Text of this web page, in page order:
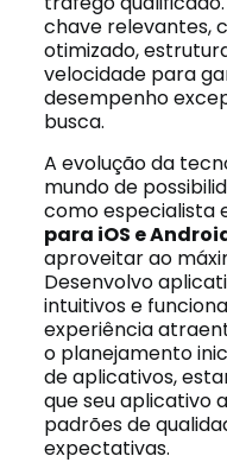
chave relevantes,
otimizado,
velocidade para
desempenho
busca.
A evolução da
mundo de
como especialista
para iOS e
aproveitar ao
Desenvolvo
intuitivos e
experiência
o planejamento
de aplicativos,
que seu aplicativo
padrões de
expectativas.